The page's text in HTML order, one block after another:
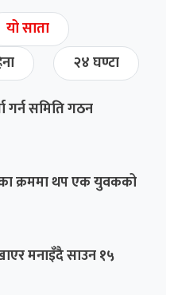
यो साता
२४ घण्टा
गर्न समिति गठन
क्रममा थप एक युवकको
मनाइँदै साउन १५